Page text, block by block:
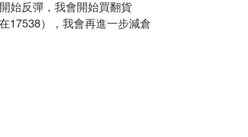
始反彈，我會開始買翻貨
17538），我會再進一步減倉